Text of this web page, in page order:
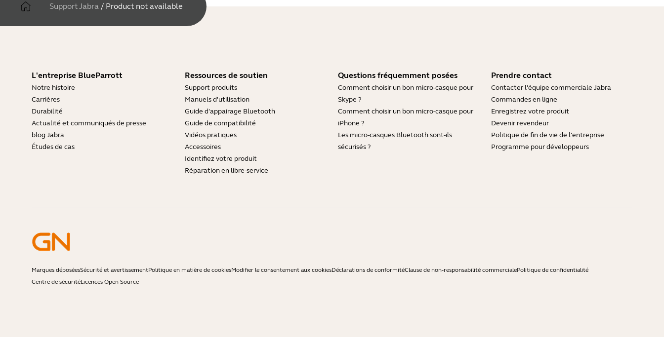
Support Jabra / Product not available
L'entreprise BlueParrott
Notre histoire
Carrières
Durabilité
Actualité et communiqués de presse
blog Jabra
Études de cas
Ressources de soutien
Support produits
Manuels d'utilisation
Guide d'appairage Bluetooth
Guide de compatibilité
Vidéos pratiques
Accessoires
Identifiez votre produit
Réparation en libre-service
Questions fréquemment posées
Comment choisir un bon micro-casque pour
Skype ?
Comment choisir un bon micro-casque pour
iPhone ?
Les micro-casques Bluetooth sont-ils
sécurisés ?
Prendre contact
Contacter l'équipe commerciale Jabra
Commandes en ligne
Enregistrez votre produit
Devenir revendeur
Politique de fin de vie de l'entreprise
Programme pour développeurs
Marques déposéesSécurité et avertissementPolitique en matière de cookiesModifier le consentement aux cookiesDéclarations de conformitéClause de non-responsabilité commercialePolitique de confidentialité
Centre de sécuritéLicences Open Source